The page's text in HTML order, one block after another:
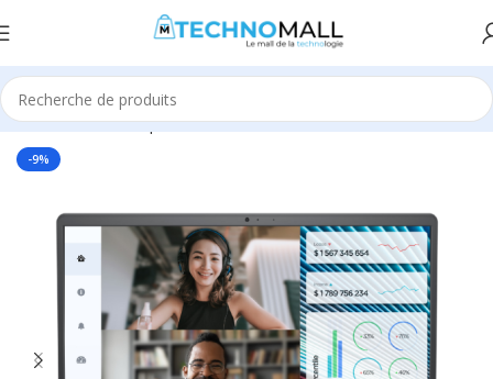
Accueil Informatique Ordinateurs Portables Pc Portable
-9%